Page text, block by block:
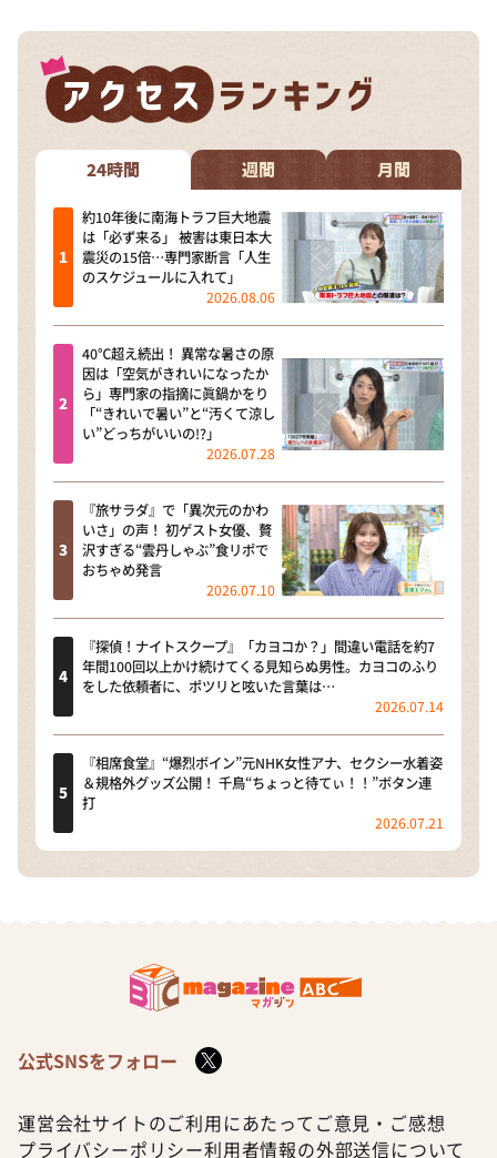
24時間 週間 月間
約10年後に南海トラフ巨大地震
は「必ず来る」 被害は東日本大
震災の15倍…専門家断言「人生
のスケジュールに入れて」
2026.08.06
40℃超え続出！ 異常な暑さの原
因は「空気がきれいになったか
ら」専門家の指摘に眞鍋かをり
「“きれいで暑い”と“汚くて涼し
い”どっちがいいの!?」
2026.07.28
『旅サラダ』で「異次元のかわ
いさ」の声！ 初ゲスト女優、贅
沢すぎる“雲丹しゃぶ”食リポで
おちゃめ発言
2026.07.10
『探偵！ナイトスクープ』「カヨコか？」間違い電話を約7
年間100回以上かけ続けてくる見知らぬ男性。カヨコのふり
をした依頼者に、ポツリと呟いた言葉は…
2026.07.14
『相席食堂』“爆烈ボイン”元NHK女性アナ、セクシー水着姿
＆規格外グッズ公開！ 千鳥“ちょっと待てぃ！！”ボタン連
打
2026.07.21
公式SNSをフォロー
運営会社サイトのご利用にあたって ご意見・ご感想
プライバシーポリシー利用者情報の外部送信について